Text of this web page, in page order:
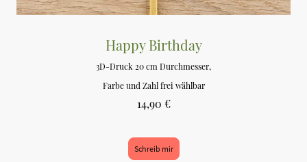
Happy Birthday
3D-Druck 20 cm Durchmesser,
Farbe und Zahl frei wählbar
14,90 €
Schreib mir